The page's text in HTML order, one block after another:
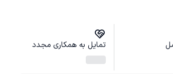
تمایل به همکاری مجدد